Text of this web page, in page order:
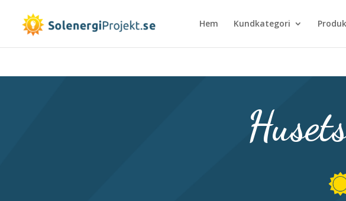
Hem Kundkategori